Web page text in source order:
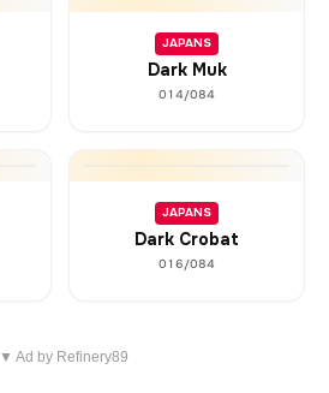
JAPANS
Dark Muk
014/084
JAPANS
Dark Crobat
016/084
▼ Ad by Refinery89